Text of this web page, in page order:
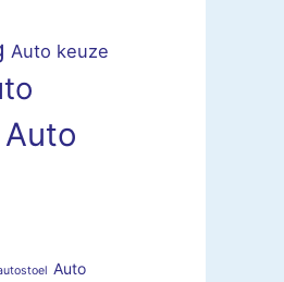
Auto keuze
Auto
Auto